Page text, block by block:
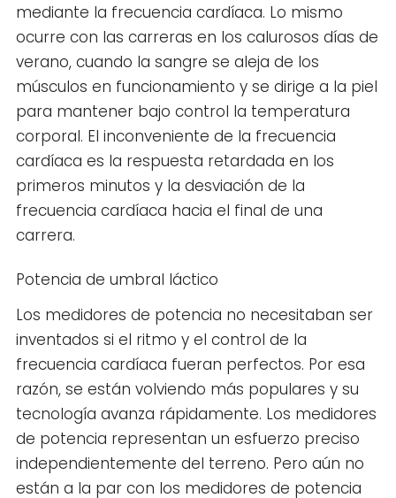
mediante la frecuencia cardíaca. Lo mismo
ocurre con las carreras en los calurosos días de
verano, cuando la sangre se aleja de los
músculos en funcionamiento y se dirige a la piel
para mantener bajo control la temperatura
corporal. El inconveniente de la frecuencia
cardíaca es la respuesta retardada en los
primeros minutos y la desviación de la
frecuencia cardíaca hacia el final de una
carrera.
Potencia de umbral láctico
Los medidores de potencia no necesitaban ser
inventados si el ritmo y el control de la
frecuencia cardíaca fueran perfectos. Por esa
razón, se están volviendo más populares y su
tecnología avanza rápidamente. Los medidores
de potencia representan un esfuerzo preciso
independientemente del terreno. Pero aún no
están a la par con los medidores de potencia